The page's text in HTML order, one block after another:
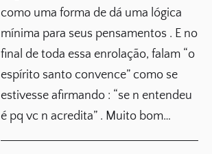
como uma forma de dá uma lógica
mínima para seus pensamentos . E no
final de toda essa enrolação, falam “o
espírito santo convence” como se
estivesse afirmando : “se n entendeu
é pq vc n acredita” . Muito bom…